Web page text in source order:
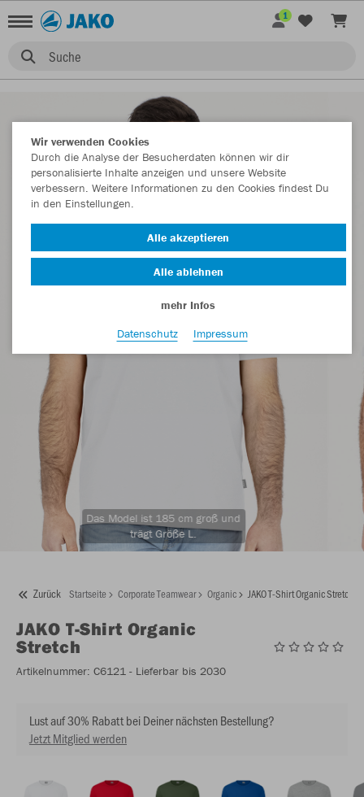
Suche
1
Das Model ist 185 cm groß und
trägt Größe L.
Zurück Startseite Corporate Teamwear Organic JAKO T-Shirt Organic Stretch
JAKO T-Shirt Organic
Stretch
Artikelnummer: C6121 - Lieferbar bis 2030
Lust auf 30% Rabatt bei Deiner nächsten Bestellung?
Jetzt Mitglied werden
Wir verwenden Cookies
Durch die Analyse der Besucherdaten können wir dir
personalisierte Inhalte anzeigen und unsere Website
verbessern. Weitere Informationen zu den Cookies findest Du
in den Einstellungen.
Alle akzeptieren
Alle ablehnen
mehr Infos
Datenschutz
Impressum